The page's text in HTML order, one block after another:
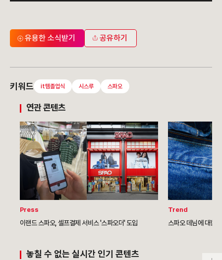
유용한 소식받기 공유하기
키워드 it템졸업식 시스루 스파오
연관 콘텐츠
Press
이랜드 스파오, 셀프결제 서비스 '스파오더' 도입
Trend
스파오 데님에 대한
놓칠 수 없는 실시간 인기 콘텐츠